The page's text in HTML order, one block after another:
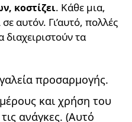
κοστίζει. Κάθε μια,
αυτόν. Γι’αυτό, πολλές
τα
προσαρμογής.
και χρήση του
ανάγκες. (Αυτό